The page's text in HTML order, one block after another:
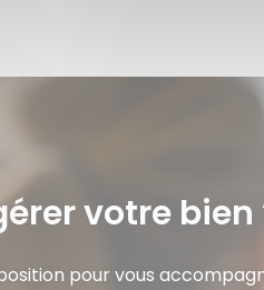
votre bien
pour vous